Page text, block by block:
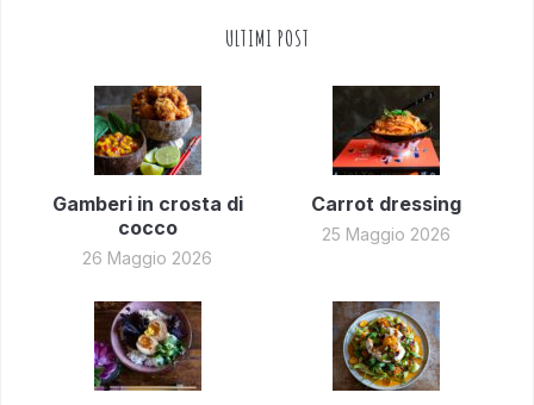
ULTIMI POST
Gamberi in crosta di
cocco
26 Maggio 2026
Carrot dressing
25 Maggio 2026